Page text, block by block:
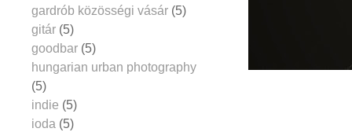
gardrób közösségi vásár (5)
gitár (5)
goodbar (5)
hungarian urban photography
(5)
indie (5)
ioda (5)